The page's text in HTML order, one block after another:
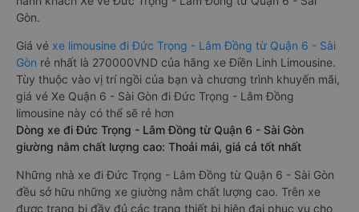
nhất: Xe từ Quận 6 - Sài Gòn đi Đức Trọng - Lâm Đồng
limousine được đánh giá chung có chất lượng Tốt với điểm
đánh giá trung bình từ 4.3/5 dựa trên 8433 phản hồi của
hành khách Xe về Đức Trọng - Lâm Đồng từ Quận 6 - Sài
Gòn.
Giá véxe limousine đi Đức Trọng - Lâm Đồng từ Quận 6 - Sài
Gònrẻ nhất là 270000VND của hãng xe Điền Linh Limousine.
Tùy thuộc vào vị trí ngồi của bạn và chương trình khuyến mãi,
giá vé Xe Quận 6 - Sài Gòn đi Đức Trọng - Lâm Đồng
limousine này có thể sẽ rẻ hơn
Dòng xe đi Đức Trọng - Lâm Đồng từ Quận 6 - Sài Gòn
giường nằm chất lượng cao: Thoải mái, giá cả tốt nhất